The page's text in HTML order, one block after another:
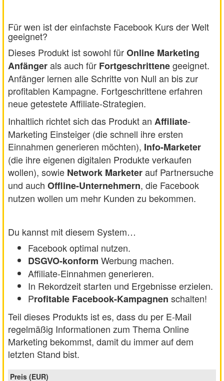
Für wen ist der einfachste Facebook Kurs der Welt
geeignet?
Dieses Produkt ist sowohl fürOnline Marketing
Anfängerals auch für Fortgeschrittenegeeignet.
Anfänger lernen alle Schritte von Null an bis zur
profitablen Kampagne. Fortgeschrittene erfahren
neue getestete Affiliate-Strategien.
Inhaltlich richtet sich das Produkt an Affiliate-
Marketing Einsteiger (die schnell ihre ersten
Einnahmen generieren möchten), Info-Marketer
(die ihre eigenen digitalen Produkte verkaufen
wollen), sowie Network Marketerauf Partnersuche
und auch Offline-Unternehmern, die Facebook
nutzen wollen um mehr Kunden zu bekommen.
Du kannst mit diesem System…
Facebook optimal nutzen.
DSGVO-konform Werbung machen.
Affiliate-Einnahmen generieren.
In Rekordzeit starten und Ergebnisse erzielen.
Profitable Facebook-Kampagnen schalten!
Teil dieses Produkts ist es, dass du per E-Mail
regelmäßig Informationen zum Thema Online
Marketing bekommst, damit du immer auf dem
letzten Stand bist.